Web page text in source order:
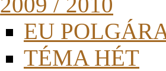
EU
TÉMA HÉT